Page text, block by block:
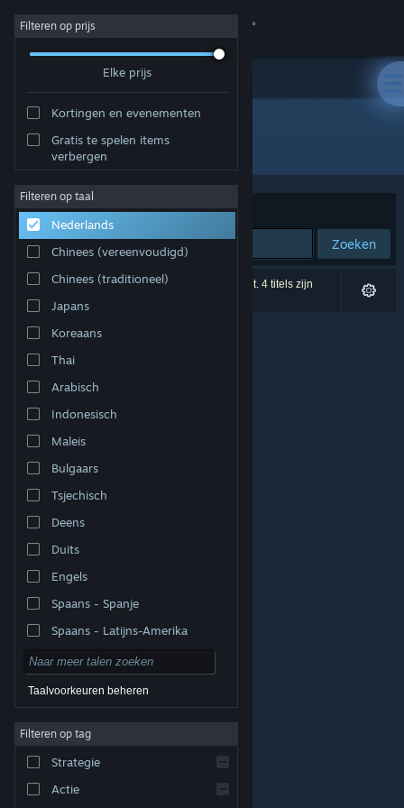
Inloggen
Community
Over
Ondersteuning
Taal wijzigen
Download de mobiele Steam-app
Desktopwebsite weergeven
© Valve Corporation. Alle rechten voorbehouden. Alle
handelsmerken zijn eigendom van hun respectieve
Privacybeleid|Juridische informatie
Toegankelijkheid
|
Terugbetalingen
Filteren op prijs
Elke prijs
Kortingen en evenementen
Gratis te spelen items
verbergen
Filteren op taal
Nederlands
Chinees (vereenvoudigd)
Chinees (traditioneel)
Japans
Koreaans
Thai
Arabisch
Indonesisch
Maleis
Bulgaars
Tsjechisch
Deens
Duits
Engels
Spaans - Spanje
Spaans - Latijns-Amerika
Taalvoorkeuren beheren
Filteren op tag
Strategie
Actie
Uitgever: tamationgames
Sorteren op Relevantie
Zoeken
0 resultaten komen overeen met je zoekopdracht. 4 titels zijn
uitgesloten op basis van je voorkeuren.